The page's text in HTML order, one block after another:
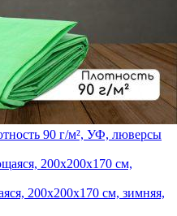
90 г/м², УФ, люверсы
200х200х170 см, зимняя,